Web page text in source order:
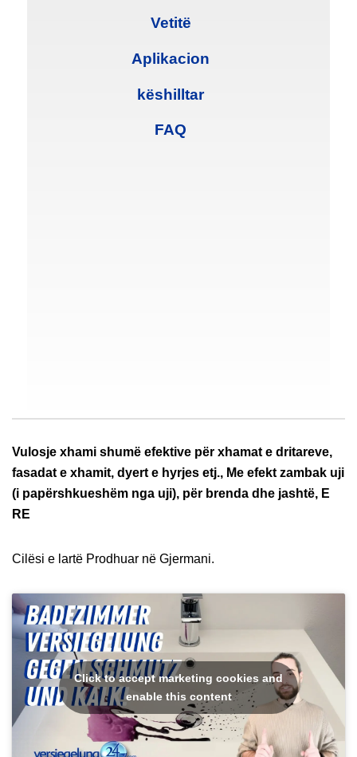
Vetitë
Aplikacion
këshilltar
FAQ
Vulosje xhami shumë efektive për xhamat e dritareve,
fasadat e xhamit, dyert e hyrjes etj., Me efekt zambak uji
(i papërshkueshëm nga uji), për brenda dhe jashtë, E
RE
Cilësi e lartë Prodhuar në Gjermani.
Click to accept marketing cookies and
enable this content